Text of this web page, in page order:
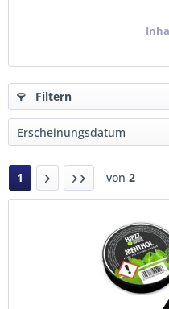
Filtern
1 von 2